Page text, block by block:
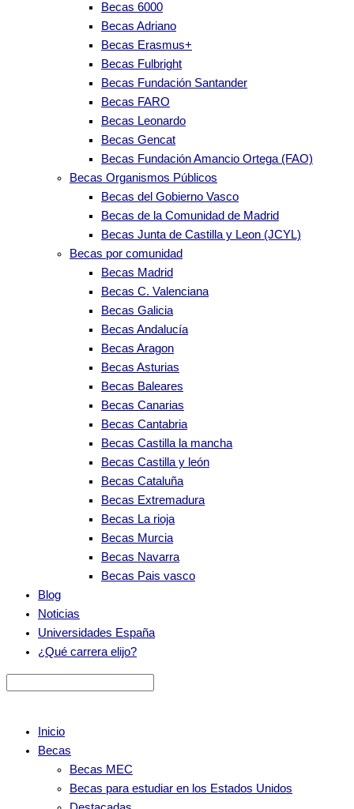
Becas 6000
Becas Adriano
Becas Erasmus+
Becas Fulbright
Becas Fundación Santander
Becas FARO
Becas Leonardo
Becas Gencat
Becas Fundación Amancio Ortega (FAO)
Becas Organismos Públicos
Becas del Gobierno Vasco
Becas de la Comunidad de Madrid
Becas Junta de Castilla y Leon (JCYL)
Becas por comunidad
Becas Madrid
Becas C. Valenciana
Becas Galicia
Becas Andalucía
Becas Aragon
Becas Asturias
Becas Baleares
Becas Canarias
Becas Cantabria
Becas Castilla la mancha
Becas Castilla y león
Becas Cataluña
Becas Extremadura
Becas La rioja
Becas Murcia
Becas Navarra
Becas Pais vasco
Blog
Noticias
Universidades España
¿Qué carrera elijo?
Inicio
Becas
Becas MEC
Becas para estudiar en los Estados Unidos